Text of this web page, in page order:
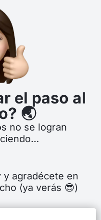
el paso al
🌏
no se logran
agradécete en
(ya verás 😎)